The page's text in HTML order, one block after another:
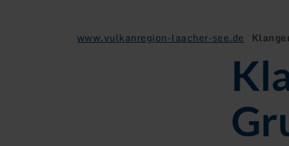
www.vulkanregion-laacher-see.de